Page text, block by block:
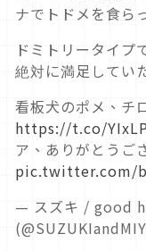
ナでトドメを食ら
ドミトリータイプ
絶対に満足してい
看板犬のポメ、チ
https://t.co/
ア、ありがとうご
pic.twitter.com/
— スズキ / good